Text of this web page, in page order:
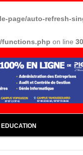
page/auto-refresh-
functions.php on line
EDUCATION